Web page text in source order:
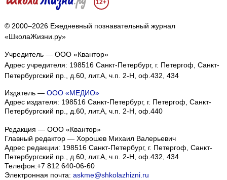
12+
© 2000–2026 Ежедневный познавательный журнал
«ШколаЖизни.ру»
Учредитель — ООО «Квантор»
Адрес учредителя: 198516 Санкт-Петербург, г. Петергоф, Санкт-
Петербургский пр., д.60, лит.А, ч.п. 2-Н, оф.432, 434
Издатель — ООО «МЕДИО»
Адрес издателя: 198516 Санкт-Петербург, г. Петергоф, Санкт-
Петербургский пр., д.60, лит.А, ч.п. 2-Н, оф.440
Редакция — ООО «Квантор»
Главный редактор — Хорошев Михаил Валерьевич
Адрес редакции: 198516 Санкт-Петербург, г. Петергоф, Санкт-
Петербургский пр., д.60, лит.А, ч.п. 2-Н, оф.432, 434
Телефон:+7 812 640-06-60
Электронная почта: askme@shkolazhizni.ru